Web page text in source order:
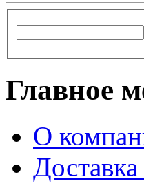
Главное
О